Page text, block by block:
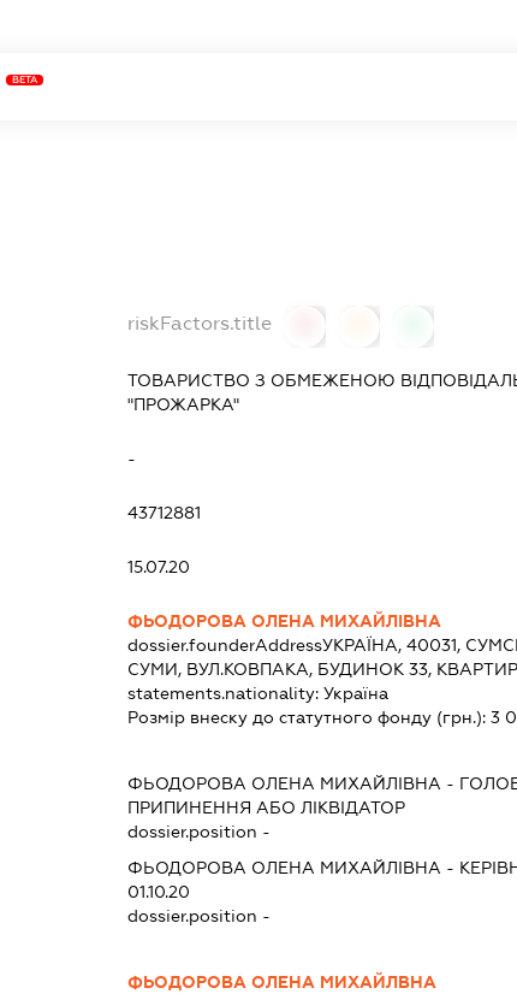
BETA
riskFactors.title
ТОВАРИСТВО З ОБМЕЖЕНОЮ
"ПРОЖАРКА"
-
43712881
15.07.20
ФЬОДОРОВА ОЛЕНА МИХАЙЛІВНА
dossier.founderAddressУКРАЇНА, 40031,
СУМИ, ВУЛ.КОВПАКА, БУДИНОК 33,
statements.nationality: Україна
Розмір внеску до статутного фонду (грн.): 3
ФЬОДОРОВА ОЛЕНА МИХАЙЛІВНА -
ПРИПИНЕННЯ АБО ЛІКВІДАТОР
dossier.position -
ФЬОДОРОВА ОЛЕНА МИХАЙЛІВНА -
01.10.20
dossier.position -
ФЬОДОРОВА ОЛЕНА МИХАЙЛВНА